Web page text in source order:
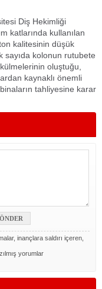
Diş Hekimliği
katlarında kullanılan
kalitesinin düşük
sayıda kolonun rutubete
oluştuğu,
kaynaklı önemli
tahliyesine karar
inançlara saldırı içeren,
yorumlar